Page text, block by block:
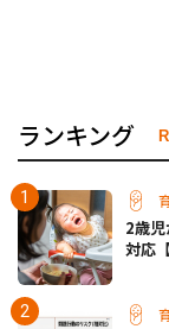
ランキング
2歳
対応